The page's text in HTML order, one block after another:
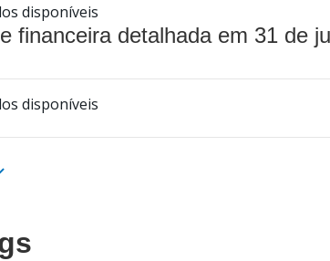
disponíveis
financeira detalhada em 31 de
disponíveis